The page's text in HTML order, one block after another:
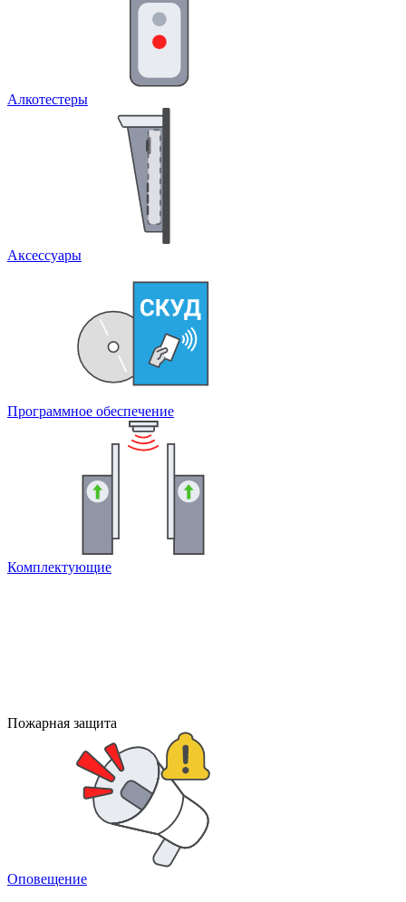
Алкотестеры
Аксессуары
Программное обеспечение
Комплектующие
Пожарная защита
Оповещение